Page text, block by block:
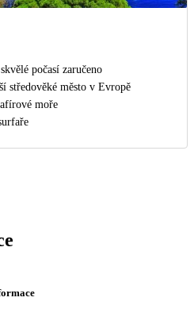
počasí zaručeno
středověké město v Evropě
moře